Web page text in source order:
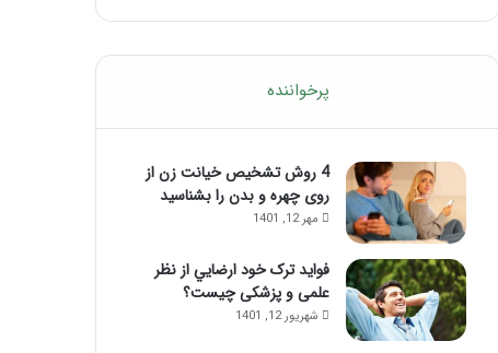
پرخواننده
4 روش تشخیص خیانت زن از
روی چهره و بدن را بشناسید
مهر 12, 1401
فواید ترک خود ارضايي از نظر
علمی و پزشکی چیست؟
شهریور 12, 1401